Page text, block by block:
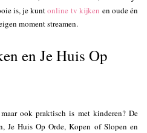
is, je kuntonline tv kijken en oude én
moment streamen.
en Je Huis Op
ook praktisch is met kinderen? De
Je Huis Op Orde, Kopen of Slopen en